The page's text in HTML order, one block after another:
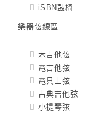
iSBN鼓椅
樂器弦線區
木吉他弦
電吉他弦
電貝士弦
古典吉他弦
小提琴弦